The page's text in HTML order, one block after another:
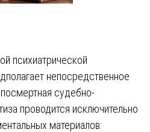
психиатрической
непосредственное
судебно-
проводится исключительно
материалов: